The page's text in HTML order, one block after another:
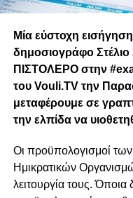
Μία εύστοχη
δημοσιογράφο
ΠΙΣΤΟΛΕΡΟ στην
του Vouli.TV την
μεταφέρουμε σε
την ελπίδα να
Οι προϋπολογισμοί
Ημικρατικών
λειτουργία τους. Όποια